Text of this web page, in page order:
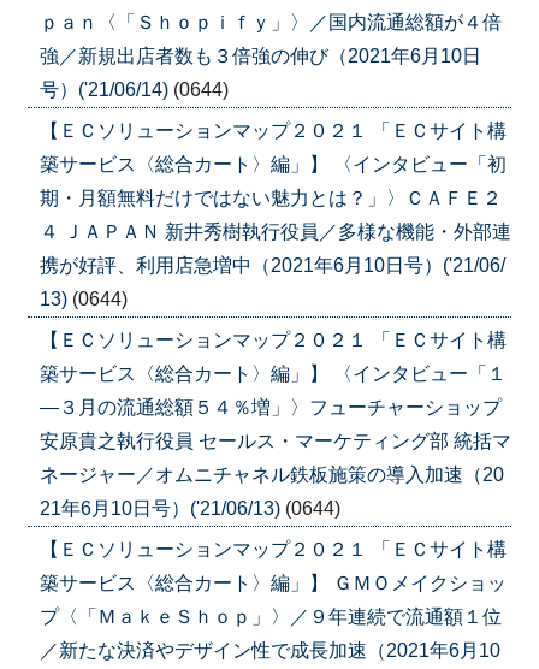
ｐａｎ〈「Ｓｈｏｐｉｆｙ」〉／国内流通総額が４倍
強／新規出店者数も３倍強の伸び（2021年6月10日
号）('21/06/14) (0644)
【ＥＣソリューションマップ２０２１ 「ＥＣサイト構
築サービス〈総合カート〉編」】 〈インタビュー「初
期・月額無料だけではない魅力とは？」〉ＣＡＦＥ２
４ ＪＡＰＡＮ 新井秀樹執行役員／多様な機能・外部連
携が好評、利用店急増中（2021年6月10日号）('21/06/
13) (0644)
【ＥＣソリューションマップ２０２１ 「ＥＣサイト構
築サービス〈総合カート〉編」】 〈インタビュー「１
―３月の流通総額５４％増」〉フューチャーショップ
安原貴之執行役員 セールス・マーケティング部 統括マ
ネージャー／オムニチャネル鉄板施策の導入加速（20
21年6月10日号）('21/06/13) (0644)
【ＥＣソリューションマップ２０２１ 「ＥＣサイト構
築サービス〈総合カート〉編」】 ＧＭＯメイクショッ
プ〈「ＭａｋｅＳｈｏｐ」〉／９年連続で流通額１位
／新たな決済やデザイン性で成長加速（2021年6月10